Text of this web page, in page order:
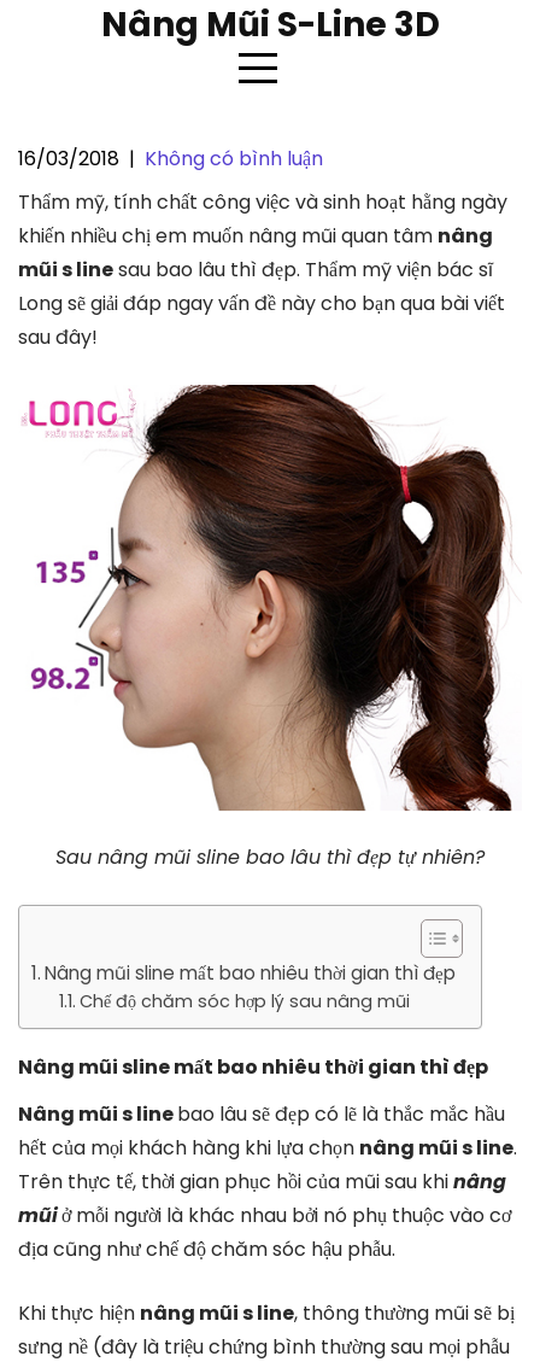
Nâng Mũi S-Line 3D
Sau nâng mũi sline bao lâu thì
đẹp tự nhiên?
16/03/2018 | Không có bình luận
Thẩm mỹ, tính chất công việc và sinh hoạt hằng ngày
khiến nhiều chị em muốn nâng mũi quan tâm nâng
mũi s linesau bao lâu thì đẹp. Thẩm mỹ viện bác sĩ
Long sẽ giải đáp ngay vấn đề này cho bạn qua bài viết
sau đây!
Sau nâng mũi sline bao lâu thì đẹp tự nhiên?
Nâng mũi sline mất bao nhiêu thời gian thì đẹp
Chế độ chăm sóc hợp lý sau nâng mũi
Nâng mũi sline mất bao nhiêu thời gian thì đẹp
Nâng mũi s linebao lâu sẽ đẹp có lẽ là thắc mắc hầu
hết của mọi khách hàng khi lựa chọn nâng mũi s line.
Trên thực tế, thời gian phục hồi của mũi sau khinâng
mũiở mỗi người là khác nhau bởi nó phụ thuộc vào cơ
địa cũng như chế độ chăm sóc hậu phẫu.
Khi thực hiện nâng mũi s line, thông thường mũi sẽ bị
sưng nề (đây là triệu chứng bình thường sau mọi phẫu